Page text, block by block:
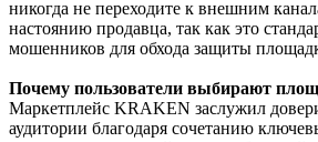
никогда не переходите к внешним
настоянию продавца, так как это
мошенников для обхода защиты
Почему пользователи выбирают
Маркетплейс KRAKEN заслужил
аудитории благодаря сочетанию